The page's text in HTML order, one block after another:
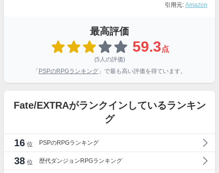
引用元: Amazon
最高評価
59.3点
(5人の評価)
「 PSPのRPGランキング 」で最も高い評価を得ています。
Fate/EXTRAがランクインしているランキン
グ
16 位 PSPのRPGランキング
38 位 歴代ダンジョンRPGランキング